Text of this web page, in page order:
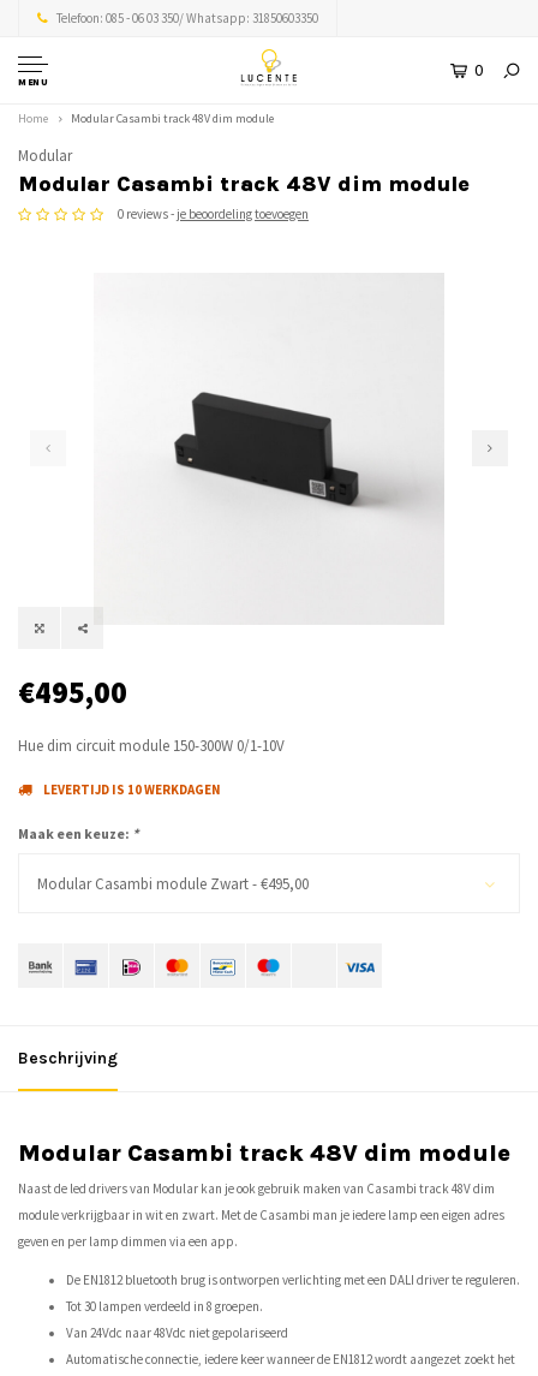
Telefoon: 085 - 06 03 350/ Whatsapp: 31850603350
MENU
0
Home Modular Casambi track 48V dim module
Modular
Modular Casambi track 48V dim module
0 reviews - je beoordeling toevoegen
€495,00
Hue dim circuit module 150-300W 0/1-10V
LEVERTIJD IS 10 WERKDAGEN
Maak een keuze: *
Modular Casambi module Zwart - €495,00
Beschrijving
Modular Casambi track 48V dim module
Naast de led drivers van Modular kan je ook gebruik maken van Casambi track 48V dim
module verkrijgbaar in wit en zwart. Met de Casambi man je iedere lamp een eigen adres
geven en per lamp dimmen via een app.
De EN1812 bluetooth brug is ontworpen verlichting met een DALI driver te reguleren.
Tot 30 lampen verdeeld in 8 groepen.
Van 24Vdc naar 48Vdc niet gepolariseerd
Automatische connectie, iedere keer wanneer de EN1812 wordt aangezet zoekt het